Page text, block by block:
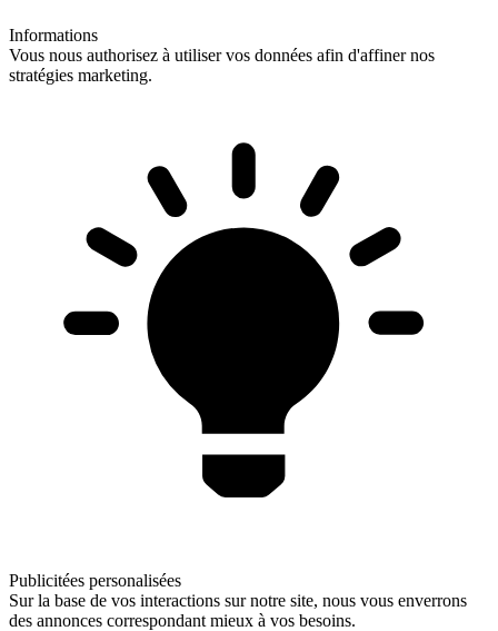
Informations
Vous nous authorisez à utiliser vos données afin d'affiner nos
stratégies marketing.
Publicitées personalisées
Sur la base de vos interactions sur notre site, nous vous enverrons
des annonces correspondant mieux à vos besoins.